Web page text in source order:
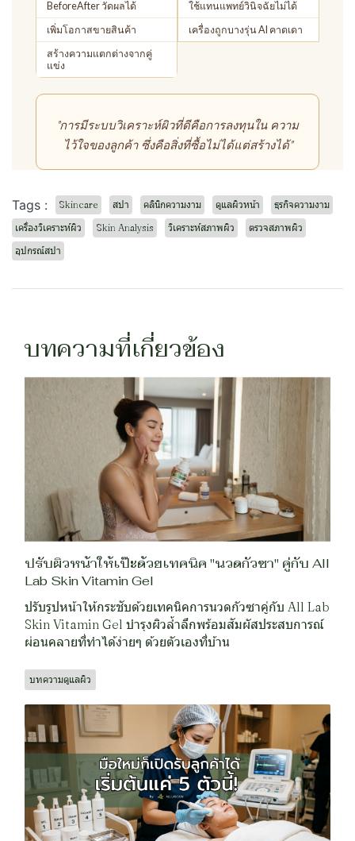
BeforeAfter วัดผลได้
เพิ่มโอกาสขายสินค้า
สร้างความแตกต่างจากคู่
แข่ง
ใช้แทนแพทย์วินิจฉัยไม่ได้
เครื่องถูกบางรุ่น AI คาดเดา
"การมีระบบวิเคราะห์ผิวที่ดีคือการลงทุนใน ความ
ไว้ใจของลูกค้าซึ่งคือสิ่งที่ซื้อไม่ได้แต่สร้างได้"
Tags : Skincare สปา คลินิกความงาม ดูแลผิวหน้า
ธุรกิจความงาม
เครื่องวิเคราะห์ผิว
Skin Analysis วิเคราะห์สภาพผิว
ตรวจสภาพผิว
อุปกรณ์สปา
บทความที่เกี่ยวข้อง
ปรับผิวหน้าให้เป๊ะด้วยเทคนิค "นวดกัวซา" คู่กับ All
Lab Skin Vitamin Gel
ปรับรูปหน้าให้กระชับด้วยเทคนิคการนวดกัวซาคู่กับ All Lab
Skin Vitamin Gel บำรุงผิวล้ำลึกพร้อมสัมผัสประสบการณ์
ผ่อนคลายที่ทำได้ง่ายๆ ด้วยตัวเองที่บ้าน
บทความดูแลผิว